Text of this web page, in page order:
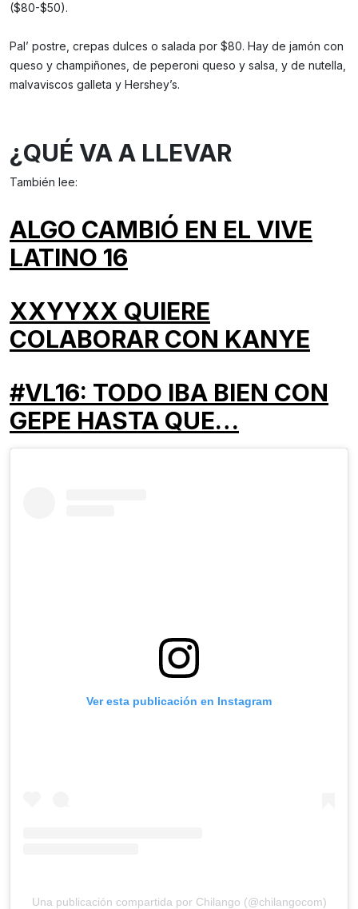
($80-$50).
Pal’ postre, crepas dulces o salada por $80. Hay de jamón con
queso y champiñones, de peperoni queso y salsa, y de nutella,
malvaviscos galleta y Hershey’s.
¿QUÉ VA A LLEVAR
También lee:
ALGO CAMBIÓ EN EL VIVE
LATINO 16
XXYYXX QUIERE
COLABORAR CON KANYE
#VL16: TODO IBA BIEN CON
GEPE HASTA QUE…
Ver esta publicación en Instagram
Una publicación compartida por Chilango (@chilangocom)